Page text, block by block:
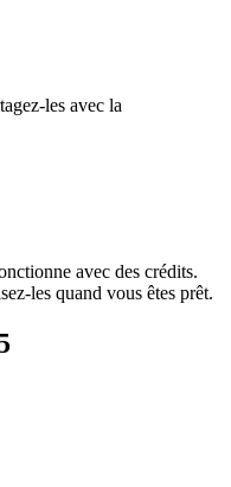
les avec la
avec des crédits.
les quand vous êtes prêt.